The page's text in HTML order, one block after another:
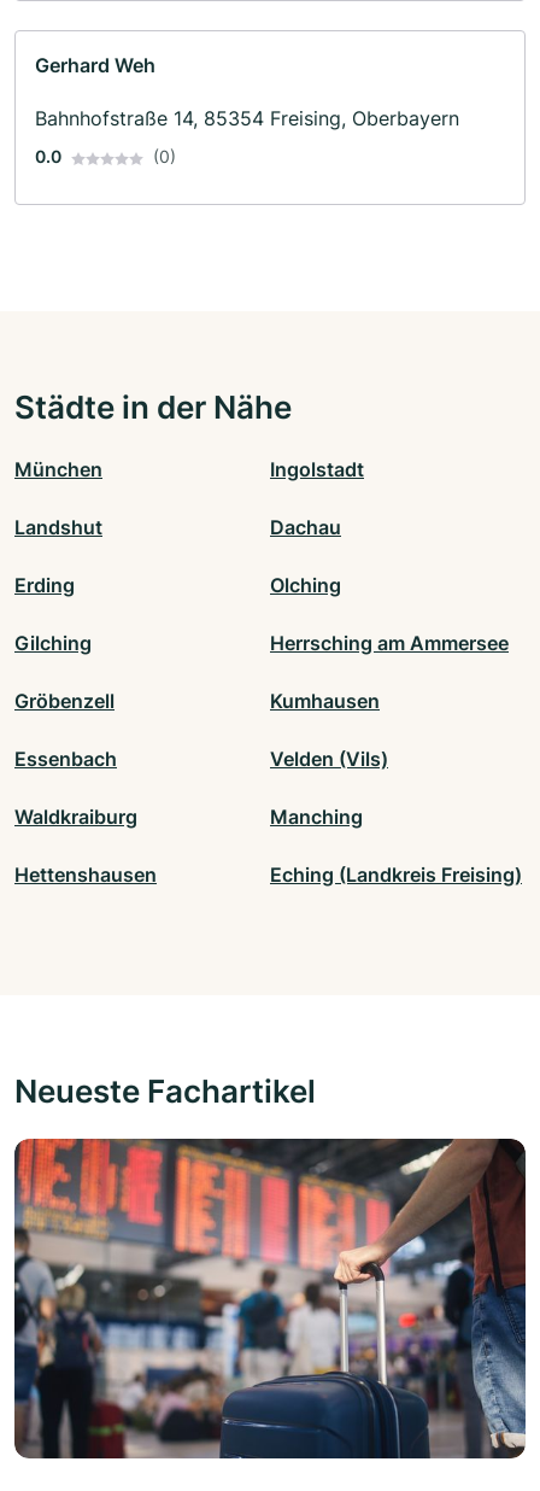
Gerhard Weh
Bahnhofstraße 14, 85354 Freising, Oberbayern
0.0 (0)
Städte in der Nähe
München Ingolstadt
Landshut Dachau
Erding Olching
Gilching Herrsching am Ammersee
Gröbenzell Kumhausen
Essenbach Velden (Vils)
Waldkraiburg Manching
Hettenshausen Eching (Landkreis Freising)
Neueste Fachartikel